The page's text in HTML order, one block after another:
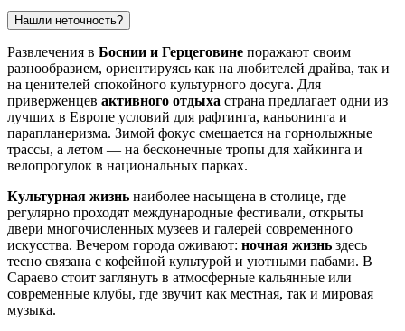
Нашли неточность?
Развлечения в Боснии и Герцеговине поражают своим
разнообразием, ориентируясь как на любителей драйва, так и
на ценителей спокойного культурного досуга. Для
приверженцев активного отдыха страна предлагает одни из
лучших в Европе условий для рафтинга, каньонинга и
парапланеризма. Зимой фокус смещается на горнолыжные
трассы, а летом — на бесконечные тропы для хайкинга и
велопрогулок в национальных парках.
Культурная жизнь наиболее насыщена в столице, где
регулярно проходят международные фестивали, открыты
двери многочисленных музеев и галерей современного
искусства. Вечером города оживают: ночная жизнь здесь
тесно связана с кофейной культурой и уютными пабами. В
Сараево стоит заглянуть в атмосферные кальянные или
современные клубы, где звучит как местная, так и мировая
музыка.